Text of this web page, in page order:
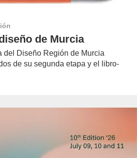
de Murcia
del Diseño Región de Murcia
de su segunda etapa y el libro-